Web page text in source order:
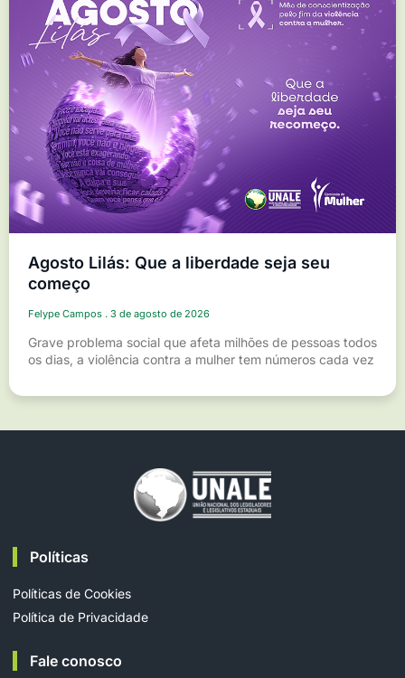
Agosto Lilás: Que a liberdade seja seu
começo
Felype Campos 3 de agosto de 2026
Grave problema social que afeta milhões de pessoas todos
os dias, a violência contra a mulher tem números cada vez
Políticas
Políticas de Cookies
Política de Privacidade
Fale conosco